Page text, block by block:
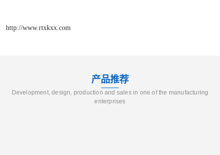
http://www.rtxkxx.com
产品推荐
Development, design, production and sales in one of the manufacturing
enterprises